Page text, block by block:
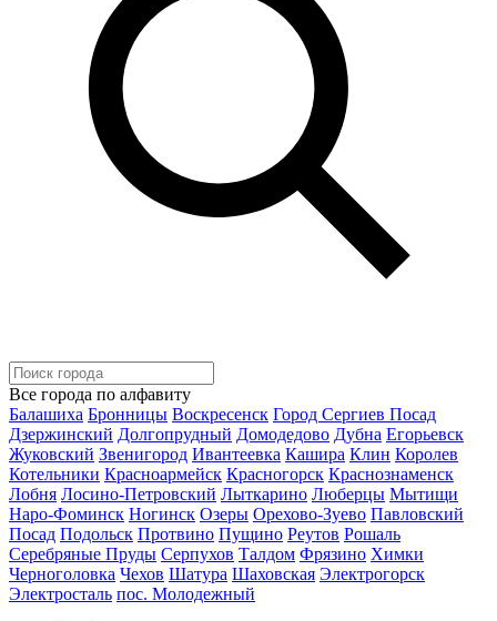
Все города по алфавиту
Балашиха Бронницы Воскресенск Город Сергиев Посад
Дзержинский Долгопрудный Домодедово Дубна Егорьевск
Жуковский Звенигород Ивантеевка Кашира Клин Королев
Котельники Красноармейск Красногорск Краснознаменск
Лобня Лосино-Петровский Лыткарино Люберцы Мытищи
Наро-Фоминск Ногинск Озеры Орехово-Зуево Павловский
Посад Подольск Протвино Пущино Реутов Рошаль
Серебряные Пруды Серпухов Талдом Фрязино Химки
Черноголовка Чехов Шатура Шаховская Электрогорск
Электросталь пос. Молодежный